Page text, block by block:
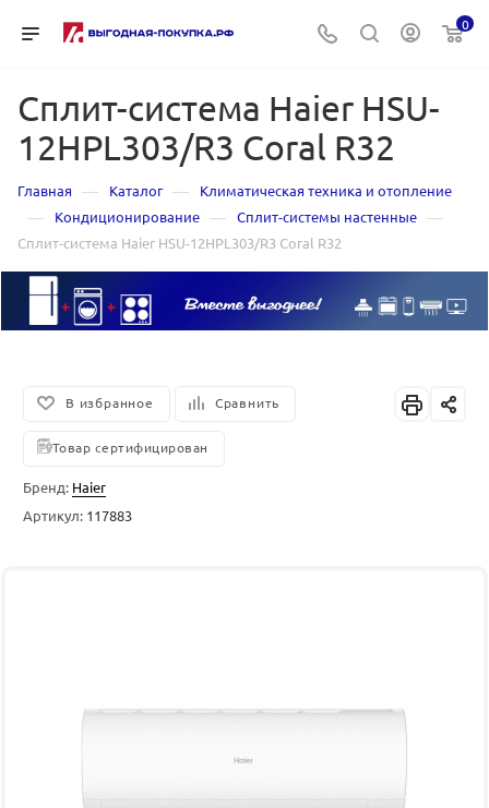
0
Сплит-система Haier HSU-
12HPL303/R3 Coral R32
Главная — Каталог — Климатическая техника и отопление
— Кондиционирование — Сплит-системы настенные —
Сплит-система Haier HSU-12HPL303/R3 Coral R32
В избранное Сравнить
Товар сертифицирован
Бренд: Haier
Артикул: 117883